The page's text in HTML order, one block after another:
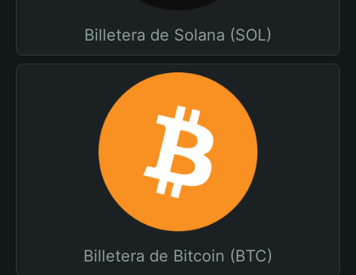
Billetera de Solana (SOL)
Billetera de Bitcoin (BTC)